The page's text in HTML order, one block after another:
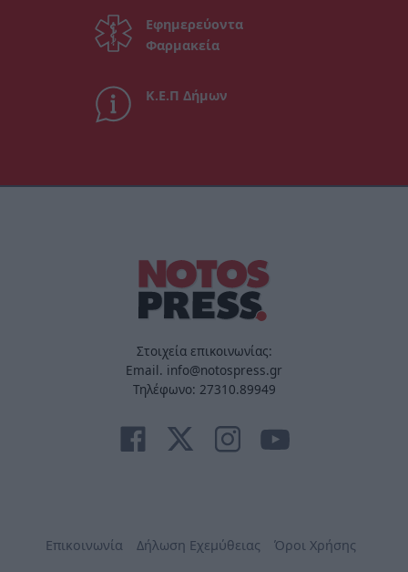
Εφημερεύοντα
Φαρμακεία
Κ.Ε.Π Δήμων
Στοιχεία επικοινωνίας:
Email. info@notospress.gr
Τηλέφωνο: 27310.89949
Επικοινωνία Δήλωση Εχεμύθειας Όροι Χρήσης